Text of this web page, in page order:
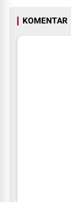
KOMENTAR